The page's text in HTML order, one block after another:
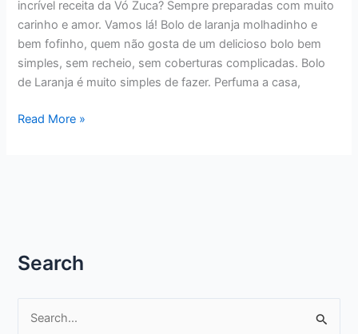
incrível receita da Vó Zuca? Sempre preparadas com muito
carinho e amor. Vamos lá! Bolo de laranja molhadinho e
bem fofinho, quem não gosta de um delicioso bolo bem
simples, sem recheio, sem coberturas complicadas. Bolo
de Laranja é muito simples de fazer. Perfuma a casa,
RECEITAS
VÓ
ZUCA
Read More »
Search